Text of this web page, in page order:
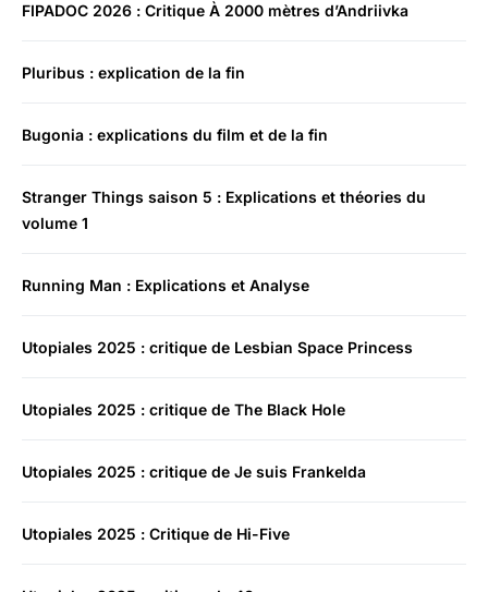
FIPADOC 2026 : Critique À 2000 mètres d’Andriivka
Pluribus : explication de la fin
Bugonia : explications du film et de la fin
Stranger Things saison 5 : Explications et théories du
volume 1
Running Man : Explications et Analyse
Utopiales 2025 : critique de Lesbian Space Princess
Utopiales 2025 : critique de The Black Hole
Utopiales 2025 : critique de Je suis Frankelda
Utopiales 2025 : Critique de Hi-Five